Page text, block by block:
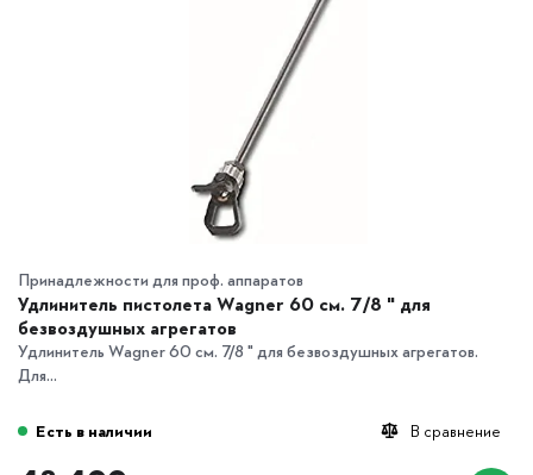
Принадлежности для проф. аппаратов
Удлинитель пистолета Wagner 60 см. 7/8 " для
безвоздушных агрегатов
Удлинитель Wagner 60 см. 7/8 " для безвоздушных агрегатов.
Для...
В сравнение
Есть в наличии